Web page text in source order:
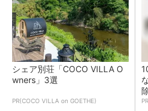
シェア別荘「COCO VILLA O
wners」3選
PR(COCO VILLA on GOETHE)